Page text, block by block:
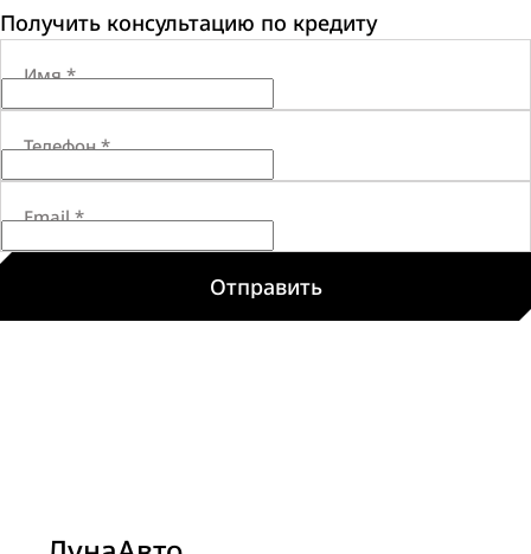
Получить консультацию по кредиту
Имя*
Телефон*
Email*
Отправить